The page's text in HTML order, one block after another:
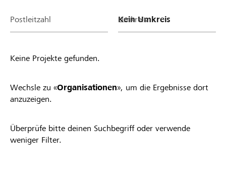
Postleitzahl Umkreis
Keine Projekte gefunden.
Wechsle zu «Organisationen», um die Ergebnisse dort
anzuzeigen.
Überprüfe bitte deinen Suchbegriff oder verwende
weniger Filter.